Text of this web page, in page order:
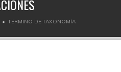
TÉRMINO DE TAXONOMÍA